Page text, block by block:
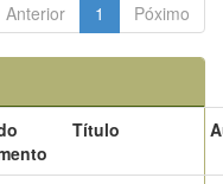
Anterior 1 Póximo
Título